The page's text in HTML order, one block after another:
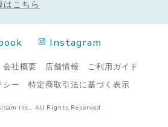
こちら
Instagram
会社概要 店舗情報
ご利用ガイド
シー
特定商取引法に基づく表示
inc., All Rights Reserved.